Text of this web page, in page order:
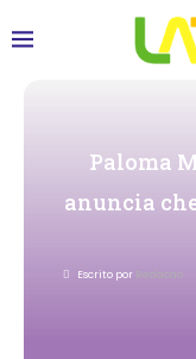
Paloma
anuncia
Escrito por